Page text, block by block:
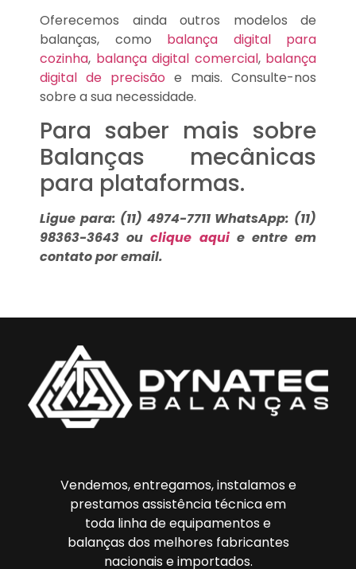
Oferecemos ainda outros modelos de
balanças, como balança digital para
cozinha, balança digital comercial, balança
digital de precisão e mais. Consulte-nos
sobre a sua necessidade.
Para saber mais sobre
Balanças mecânicas
para plataformas.
Ligue para: (11) 4974-7711 WhatsApp: (11)
98363-3643 ouclique aquie entre em
contato por email.
Vendemos, entregamos, instalamos e
prestamos assistência técnica em
toda linha de equipamentos e
balanças dos melhores fabricantes
nacionais e importados.